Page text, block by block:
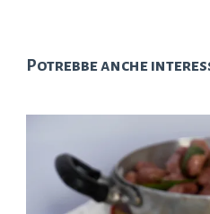
Potrebbe anche